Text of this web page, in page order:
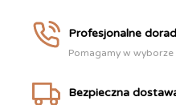
Profesjonalne
Pomagamy w wyborze
Bezpieczna